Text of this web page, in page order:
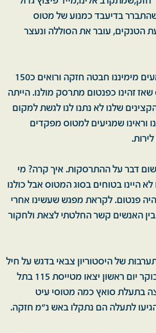
בדיעבד כמנוע של מטוס
הטנקים, עובר את הסוללה ונעצר
בד בבד אנחנו שומעים מימיננו חבטה חזקה ורואים כ150
זהינו כפנטום מתרסק מולנו. הייתה
שלנו לא נתנו לנו לגשת למקום
וראינו שמגיעים למטוס מפקדים
שום דבר על ההתרסקות. איך קרה? מי
לא היינו בטוחים בסוג המטוס אבל כולנו
היה פנטום. לקראת מפגש שעשינו אחרי
בין האנשים קשר החלטתי לצאת ולחקור
של היסטוריון צבאי בדגש על חיל
האוויר התברר שבבוקר יום ראשון יצאו מטייסת 115 בתל
בתעלת סואץ כמה מטוסי עיט
לתעלה הם נתקלו באש נ"מ חזקה.